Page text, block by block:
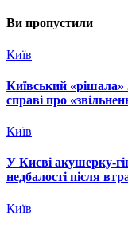
Ви пропустили
Київ
Київський «рішала»
справі про
Київ
У Києві акушерку-
недбалості після
Київ